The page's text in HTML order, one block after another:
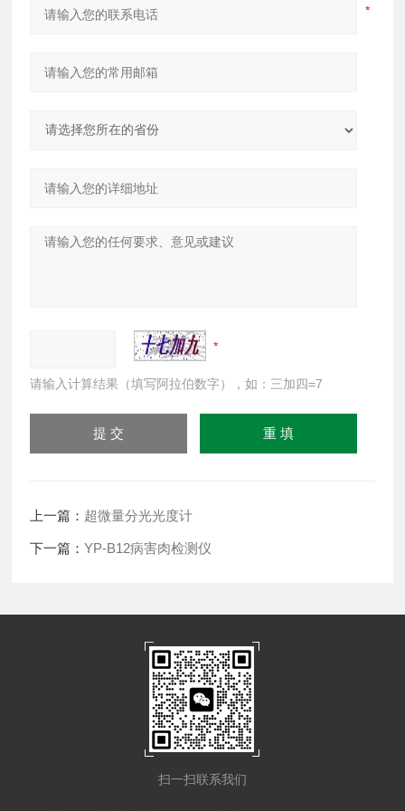
请输入计算结果（填写阿拉伯数字），如：三加四=7
上一篇： 超微量分光光度计
下一篇：YP-B12病害肉检测仪
扫一扫联系我们